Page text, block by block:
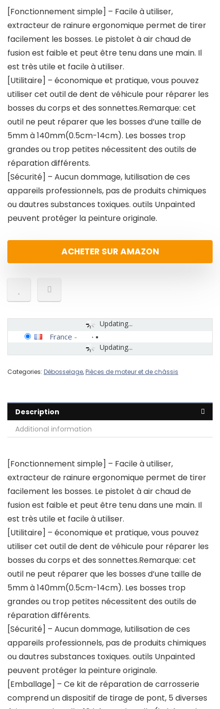
[Fonctionnement simple] – Facile à utiliser,
extracteur de rainure ergonomique permet de tirer
facilement les bosses. Le pistolet à air chaud de
fusion est faible et peut être tenu dans une main. Il
est très utile et facile à utiliser.
[Utilitaire] – économique et pratique, vous pouvez
utiliser cet outil de dent de véhicule pour réparer les
bosses du corps et des sonnettes.Remarque: cet
outil ne peut réparer que les bosses d’une taille de
5mm à 140mm(0.5cm-14cm). Les bosses trop
grandes ou trop petites nécessitent des outils de
réparation différents.
[Sécurité] – Aucun dommage, lutilisation de ces
appareils professionnels, pas de produits chimiques
ou dautres substances toxiques. outils Unpainted
peuvent protéger la peinture originale.
ACHETER SUR AMAZON
Updating...
Updating...
France -
Categories: Débosselage,Pièces de moteur et de châssis
Description
Additional information
[Fonctionnement simple] – Facile à utiliser,
extracteur de rainure ergonomique permet de tirer
facilement les bosses. Le pistolet à air chaud de
fusion est faible et peut être tenu dans une main. Il
est très utile et facile à utiliser.
[Utilitaire] – économique et pratique, vous pouvez
utiliser cet outil de dent de véhicule pour réparer les
bosses du corps et des sonnettes.Remarque: cet
outil ne peut réparer que les bosses d’une taille de
5mm à 140mm(0.5cm-14cm). Les bosses trop
grandes ou trop petites nécessitent des outils de
réparation différents.
[Sécurité] – Aucun dommage, lutilisation de ces
appareils professionnels, pas de produits chimiques
ou dautres substances toxiques. outils Unpainted
peuvent protéger la peinture originale.
[Emballage] – Ce kit de réparation de carrosserie
comprend un dispositif de tirage de pont, 5 diverses